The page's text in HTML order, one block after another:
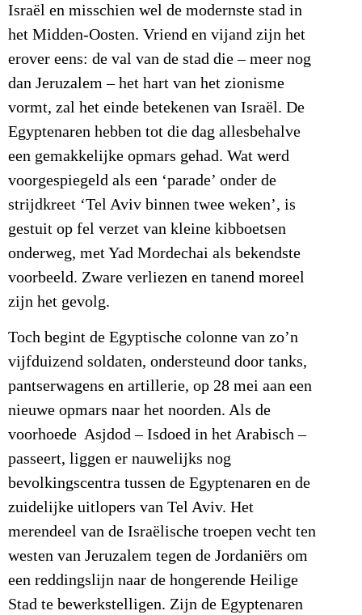
Israël en misschien wel de modernste stad in
het Midden-Oosten. Vriend en vijand zijn het
erover eens: de val van de stad die – meer nog
dan Jeruzalem – het hart van het zionisme
vormt, zal het einde betekenen van Israël. De
Egyptenaren hebben tot die dag allesbehalve
een gemakkelijke opmars gehad. Wat werd
voorgespiegeld als een ‘parade’ onder de
strijdkreet ‘Tel Aviv binnen twee weken’, is
gestuit op fel verzet van kleine kibboetsen
onderweg, met Yad Mordechai als bekendste
voorbeeld. Zware verliezen en tanend moreel
zijn het gevolg.
Toch begint de Egyptische colonne van zo’n
vijfduizend soldaten, ondersteund door tanks,
pantserwagens en artillerie, op 28 mei aan een
nieuwe opmars naar het noorden. Als de
voorhoede Asjdod – Isdoed in het Arabisch –
passeert, liggen er nauwelijks nog
bevolkingscentra tussen de Egyptenaren en de
zuidelijke uitlopers van Tel Aviv. Het
merendeel van de Israëlische troepen vecht ten
westen van Jeruzalem tegen de Jordaniërs om
een reddingslijn naar de hongerende Heilige
Stad te bewerkstelligen. Zijn de Egyptenaren